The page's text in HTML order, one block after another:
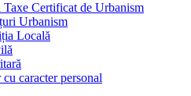
Taxe Certificat de Urbanism
Urbanism
Locală
caracter personal